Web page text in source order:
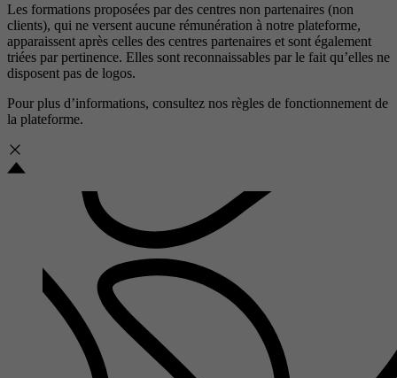
Les formations proposées par des centres non partenaires (non
clients), qui ne versent aucune rémunération à notre plateforme,
apparaissent après celles des centres partenaires et sont également
triées par pertinence. Elles sont reconnaissables par le fait qu’elles ne
disposent pas de logos.
Pour plus d’informations, consultez nos règles de fonctionnement de
la plateforme.